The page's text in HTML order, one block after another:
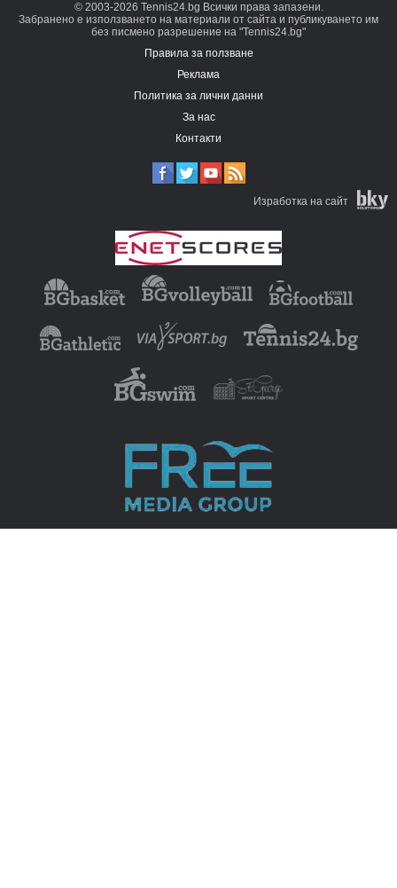
© 2003-2026 Tennis24.bg Всички права запазени.
Забранено е използването на материали от сайта и публикуването им
без писмено разрешение на "Tennis24.bg"
Правила за ползване
Реклама
Политика за лични данни
За нас
Контакти
Изработка на сайт